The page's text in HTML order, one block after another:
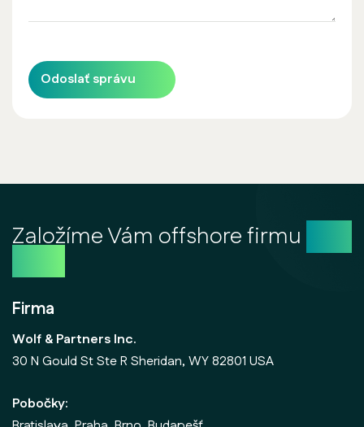
Odoslať správu
Založíme Vám offshore firmu
Firma
Wolf & Partners Inc.
30 N Gould St Ste R Sheridan, WY 82801 USA
Pobočky: